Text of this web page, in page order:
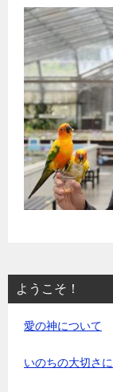
ようこそ！
愛の神について
いのちの大切さ